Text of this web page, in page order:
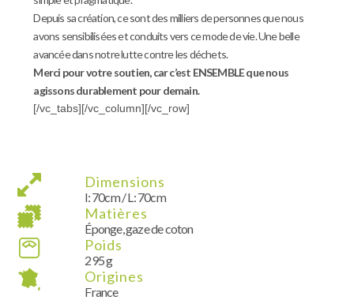
Depuis sa création, ce sont des milliers de personnes que nous
avons sensibilisées et conduits vers ce mode de vie. Une belle
avancée dans notre lutte contre les déchets.
Merci pour votre soutien, car c’est ENSEMBLE que nous
agissons durablement pour demain.
[/vc_tabs][/vc_column][/vc_row]
Dimensions
l: 70cm / L: 70cm
Matières
Éponge, gaze de coton
Poids
295 g
Origines
France